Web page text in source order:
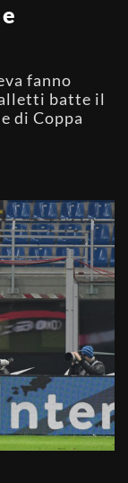
fanno
batte il
di Coppa